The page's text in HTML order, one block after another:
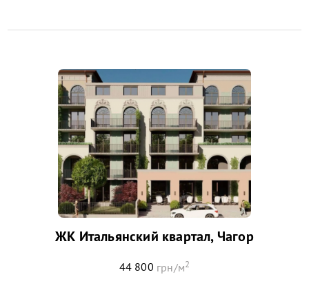
ЖК Итальянский квартал, Чагор
44 800 грн/м2